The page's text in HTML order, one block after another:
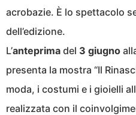
acrobazie. È lo spettacolo
dell’edizione.
L’anteprima del 3 giugno
presenta la mostra “Il
moda, i costumi e i gioielli
realizzata con il